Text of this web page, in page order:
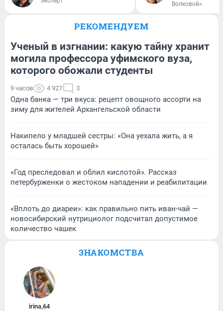
Волковой»
РЕКОМЕНДУЕМ
Ученый в изгнании: какую тайну хранит
могила профессора уфимского вуза,
которого обожали студенты
9 часов 4 927 3
Одна банка — три вкуса: рецепт овощного ассорти на
зиму для жителей Архангельской области
Накипело у младшей сестры: «Она уехала жить, а я
осталась быть хорошей»
«Год преследовал и облил кислотой». Рассказ
петербурженки о жестоком нападении и реабилитации
«Вплоть до диареи»: как правильно пить иван-чай —
новосибирский нутрициолог подсчитал допустимое
количество чашек
ЗНАКОМСТВА
irina,64